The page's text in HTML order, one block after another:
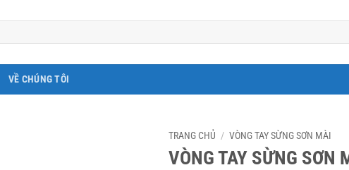
VỀ CHÚNG TÔI
TRANG CHỦ / VÒNG TAY SỪNG SƠN MÀI
VÒNG TAY SỪNG SƠN